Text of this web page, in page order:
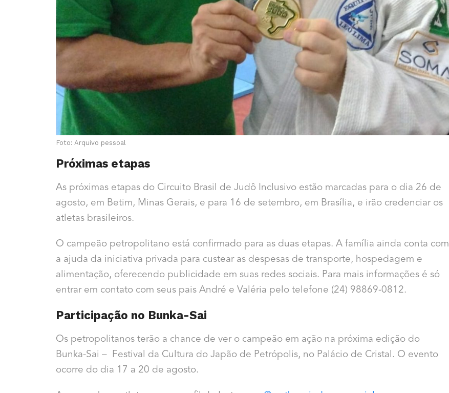
Foto: Arquivo pessoal
Próximas etapas
As próximas etapas do Circuito Brasil de Judô Inclusivo estão marcadas para o dia 26 de
agosto, em Betim, Minas Gerais, e para 16 de setembro, em Brasília, e irão credenciar os
atletas brasileiros.
O campeão petropolitano está confirmado para as duas etapas. A família ainda conta com
a ajuda da iniciativa privada para custear as despesas de transporte, hospedagem e
alimentação, oferecendo publicidade em suas redes sociais. Para mais informações é só
entrar em contato com seus pais André e Valéria pelo telefone (24) 98869-0812.
Participação no Bunka-Sai
Os petropolitanos terão a chance dever o campeão em ação na próxima edição do
Bunka-Sai – Festival da Cultura do Japão de Petrópolis, no Palácio de Cristal. O evento
ocorre do dia 17 a 20 de agosto.